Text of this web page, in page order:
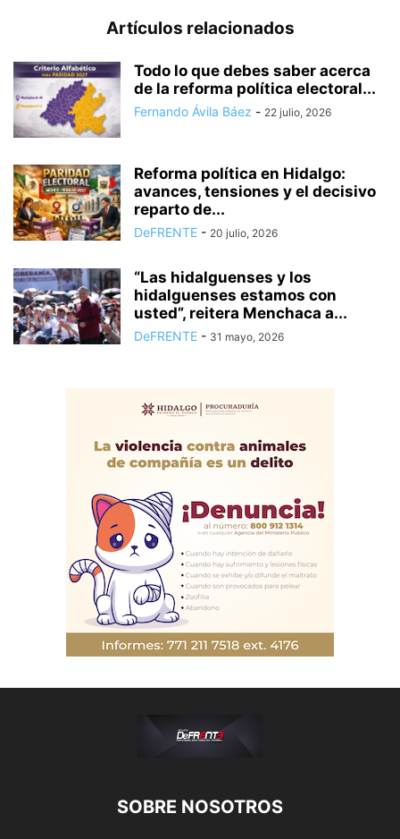
Artículos relacionados
Todo lo que debes saber acerca
de la reforma política electoral...
Fernando Ávila Báez - 22 julio, 2026
Reforma política en Hidalgo:
avances, tensiones y el decisivo
reparto de...
DeFRENTE - 20 julio, 2026
“Las hidalguenses y los
hidalguenses estamos con
usted”, reitera Menchaca a...
DeFRENTE - 31 mayo, 2026
SOBRE NOSOTROS